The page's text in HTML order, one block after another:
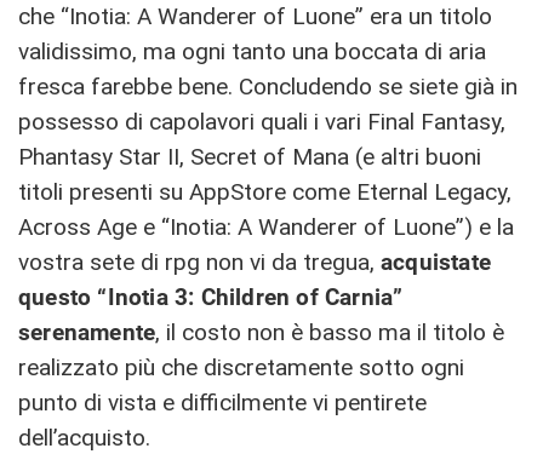
che “Inotia: A Wanderer of Luone” era un titolo
validissimo, ma ogni tanto una boccata di aria
fresca farebbe bene. Concludendo se siete già in
possesso di capolavori quali i vari Final Fantasy,
Phantasy Star II, Secret of Mana (e altri buoni
titoli presenti su AppStore come Eternal Legacy,
Across Age e “Inotia: A Wanderer of Luone”) e la
vostra sete di rpg non vi da tregua, acquistate
questo “Inotia 3: Children of Carnia”
serenamente, il costo non è basso ma il titolo è
realizzato più che discretamente sotto ogni
punto di vista e difficilmente vi pentirete
dell’acquisto.